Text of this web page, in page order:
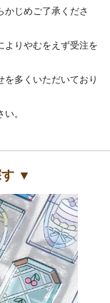
かじめご了承くださ
りやむをえず受注を
多くいただいており
。
▼